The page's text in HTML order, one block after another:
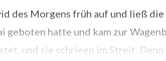
des Morgens früh auf und ließ
geboten hatte und kam zur
und sie schrieen im Streit.